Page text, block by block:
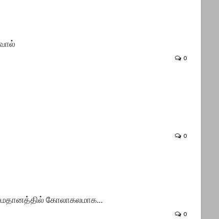
0
0
மைதானத்தில் கோலாகலமாக…
0